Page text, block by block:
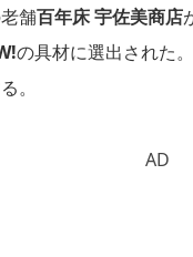
舗百年床 宇佐美商店
の具材に選出された
。
AD